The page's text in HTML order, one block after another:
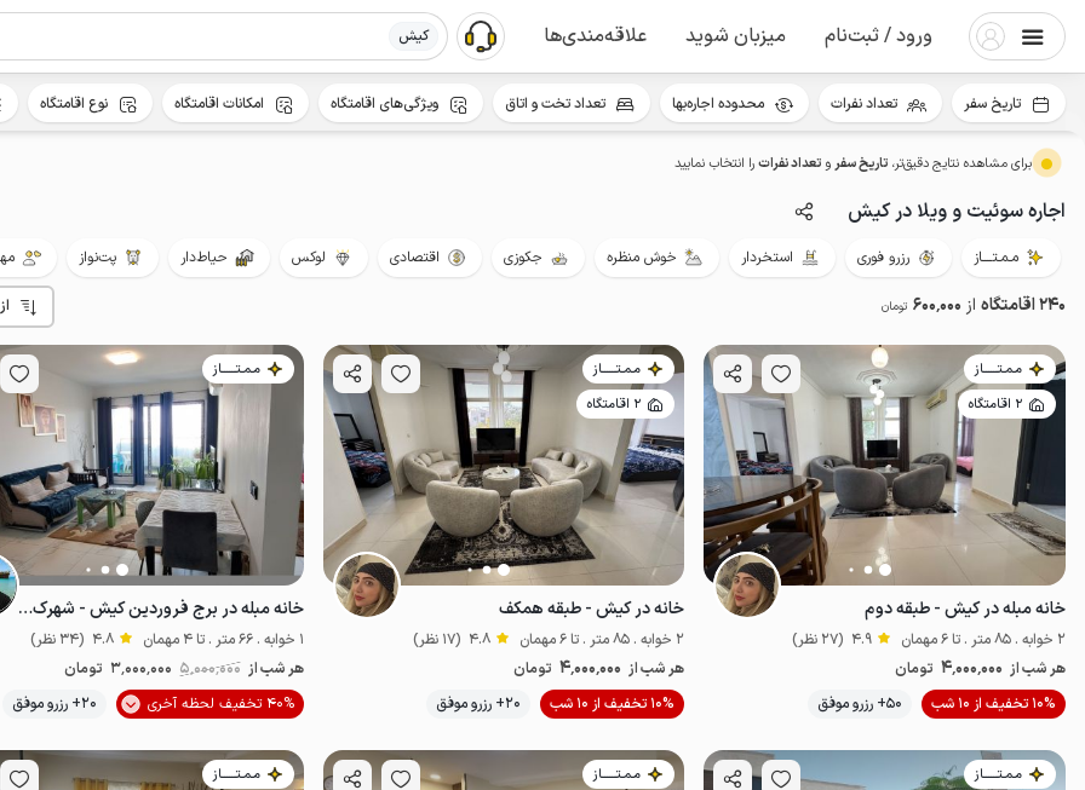
ورود / ثبت‌نام میزبان شوید علاقه‌مندی‌ها کیش
برای مشاهده نتایج دقیق‌تر، تاریخ سفرو تعداد نفراترا انتخاب نمایید
اجاره سوئیت و ویلا در کیش
مـمـتــــاز رزرو فوری استخردار خوش منظره جکوزی اقتصادی لوکس حیاط‌دار پت‌نواز
240 اقامتگاه از 600٬000 تومان
مـمـتــــــاز
2 اقامتگاه
خانه مبله در کیش - طبقه دوم
2 خوابه . 85 متر . تا 6 مهمان 4.9 (27 نظر)
هر شب از 4٬000٬000 تومان
10% تخفیف از 10 شب
50+ رزرو موفق موقعیت در نقشه
مـمـتــــــاز
2 اقامتگاه
خانه در کیش - طبقه همکف
2 خوابه . 85 متر . تا 6 مهمان 4.8 (17 نظر)
هر شب از 4٬000٬000 تومان
10% تخفیف از 10 شب
20+ رزرو موفق موقعیت در نقشه
مـمـتــــــاز
خانه مبله در برج فروردین کیش - شهرک صدف
1 خوابه . 66 متر . تا 4 مهمان 4.8 (34 نظر)
هر شب از 5٬000٬000 3٬000٬000 تومان
40% تخفیف لحظه آخری
20+ رزرو موفق
مـمـتــــــاز مـمـتــــــاز
مـمـتــــــاز
تاریخ سفر تعداد نفرات محدوده اجاره‌بها تعداد تخت و اتاق ویژگی‌های اقامتگاه امکانات اقامتگاه نوع اقامتگاه